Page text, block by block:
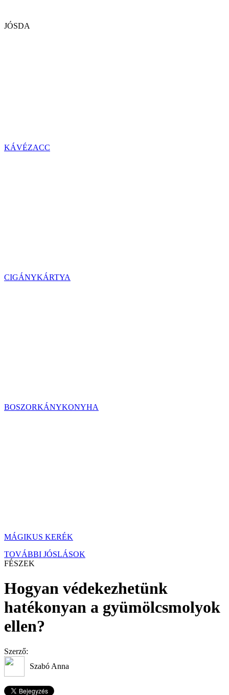
JÓSDA
KÁVÉZACC
CIGÁNYKÁRTYA
BOSZORKÁNYKONYHA
MÁGIKUS KERÉK
TOVÁBBI JÓSLÁSOK
FÉSZEK
Hogyan védekezhetünk
hatékonyan a gyümölcsmolyok
ellen?
Szerző:
Szabó Anna